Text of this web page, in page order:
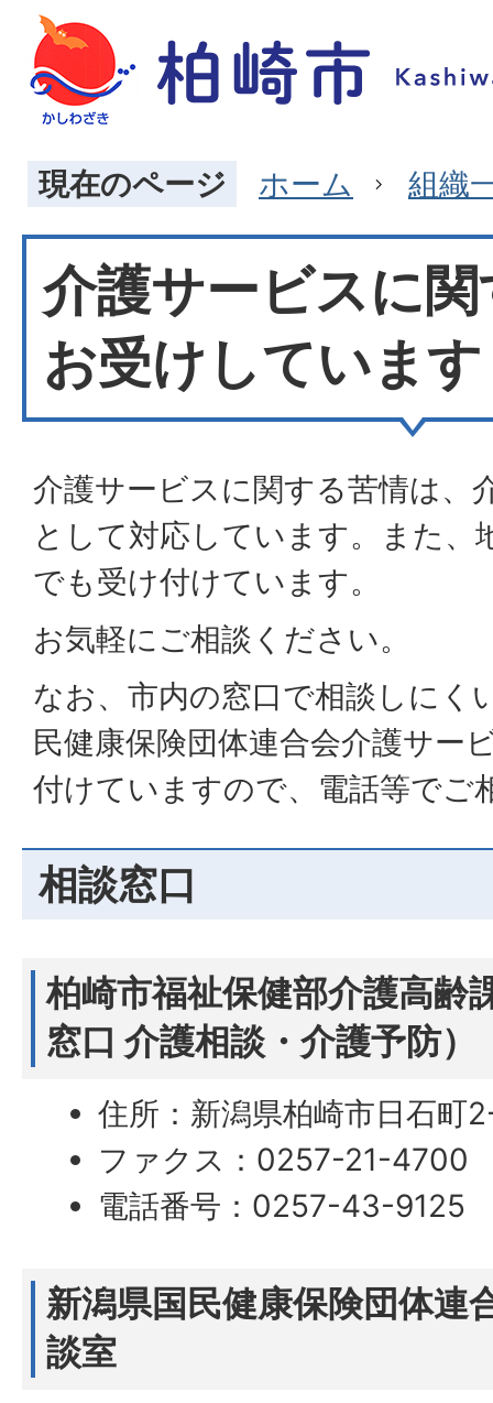
現在のページ ホーム 組織
介護サービスに
お受けしています
介護サービスに関する苦情は、
として対応しています。また、
でも受け付けています。
お気軽にご相談ください。
なお、市内の窓口で相談しにく
民健康保険団体連合会介護サー
付けていますので、電話等でご
相談窓口
柏崎市福祉保健部介護高齢
窓口 介護相談・介護予防）
住所：新潟県柏崎市日石町
ファクス：0257-21-4700
電話番号：0257-43-9125
新潟県国民健康保険団体連
談室